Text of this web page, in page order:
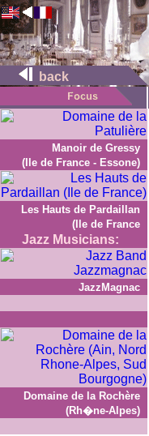
back
Manoir de Gressy
(Ile de France - Essone)
Les Hauts de Pardaillan
(Ile de France
Jazz Musicians:
JazzMagnac
Domaine de la Rochère
(Rh�ne-Alpes)